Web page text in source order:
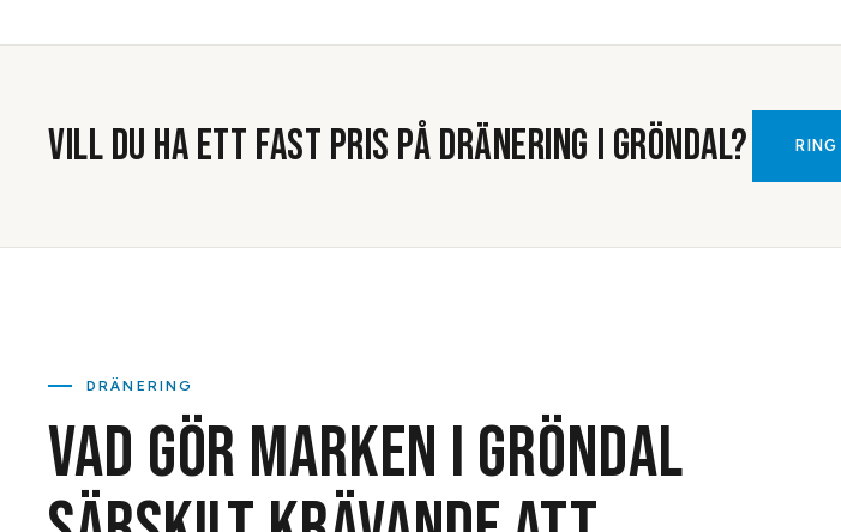
VILL DU HA ETT FAST PRIS PÅDRÄNERING I GRÖNDAL? RING
DRÄNERING
VAD GÖR MARKEN I GRÖNDAL